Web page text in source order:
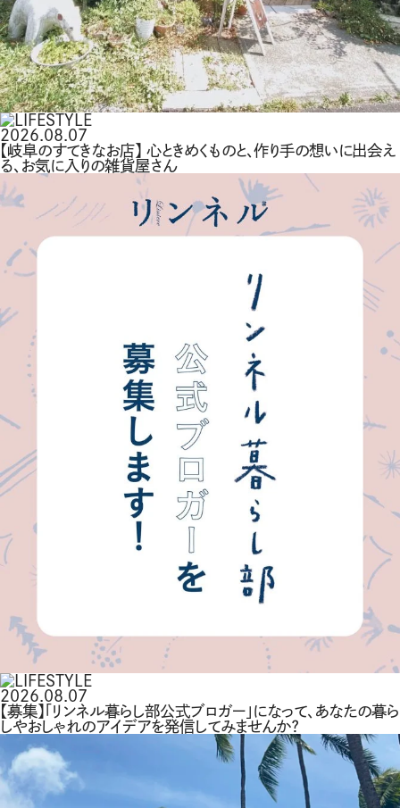
2026.08.07
【岐阜のすてきなお店】 心ときめくものと、作り手の想いに出会え
る、お気に入りの雑貨屋さん
2026.08.07
【募集】「リンネル暮らし部公式ブロガー」になって、あなたの暮ら
しやおしゃれのアイデアを発信してみませんか？